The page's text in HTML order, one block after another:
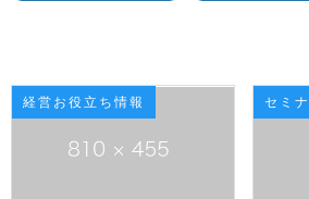
経営お役立ち情報 セミ